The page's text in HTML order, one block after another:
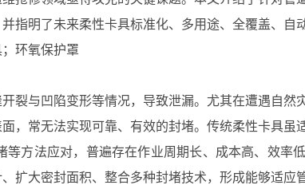
指明了未来柔性卡具标准化、多用途、全覆盖、自
环氧保护罩
裂与凹陷变形等情况，导致泄漏。尤其在遭遇自然
，常无法实现可靠、有效的封堵。传统柔性卡具虽
方法应对，普遍存在作业周期长、成本高、效率
扩大密封面积、整合多种封堵技术，形成能够适应